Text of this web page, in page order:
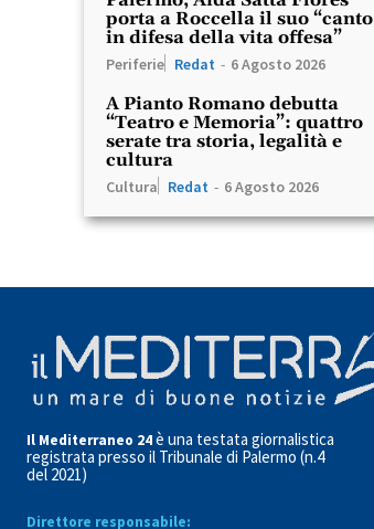
porta a Roccella il suo “canto
in difesa della vita offesa”
Periferie Redat - 6 Agosto 2026
A Pianto Romano debutta
“Teatro e Memoria”: quattro
serate tra storia, legalità e
cultura
Cultura Redat - 6 Agosto 2026
Il Mediterraneo 24è una testata giornalistica
registrata presso il Tribunale di Palermo (n.4
del 2021)
Direttore responsabile: